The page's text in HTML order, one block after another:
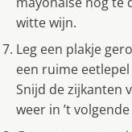
witte wijn.
Leg een plakje
een ruime
Snijd de zijkanten
weer in ’t